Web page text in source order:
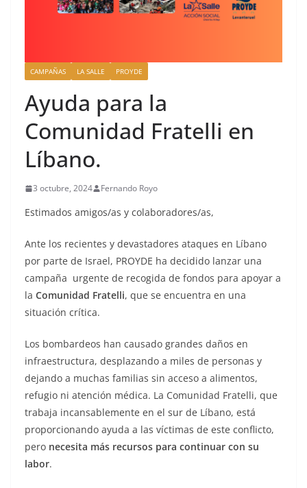
CAMPAÑAS LA SALLE PROYDE
Ayuda para la
Comunidad Fratelli en
Líbano.
3 octubre, 2024 Fernando Royo
Estimados amigos/as y colaboradores/as,
Ante los recientes y devastadores ataques en Líbano
por parte de Israel, PROYDE ha decidido lanzar una
campaña urgente de recogida de fondos para apoyar a
la Comunidad Fratelli, que se encuentra en una
situación crítica.
Los bombardeos han causado grandes daños en
infraestructura, desplazando a miles de personas y
dejando a muchas familias sin acceso a alimentos,
refugio ni atención médica. La Comunidad Fratelli, que
trabaja incansablemente en el sur de Líbano, está
proporcionando ayuda a las víctimas de este conflicto,
pero necesita más recursos para continuar con su
labor.